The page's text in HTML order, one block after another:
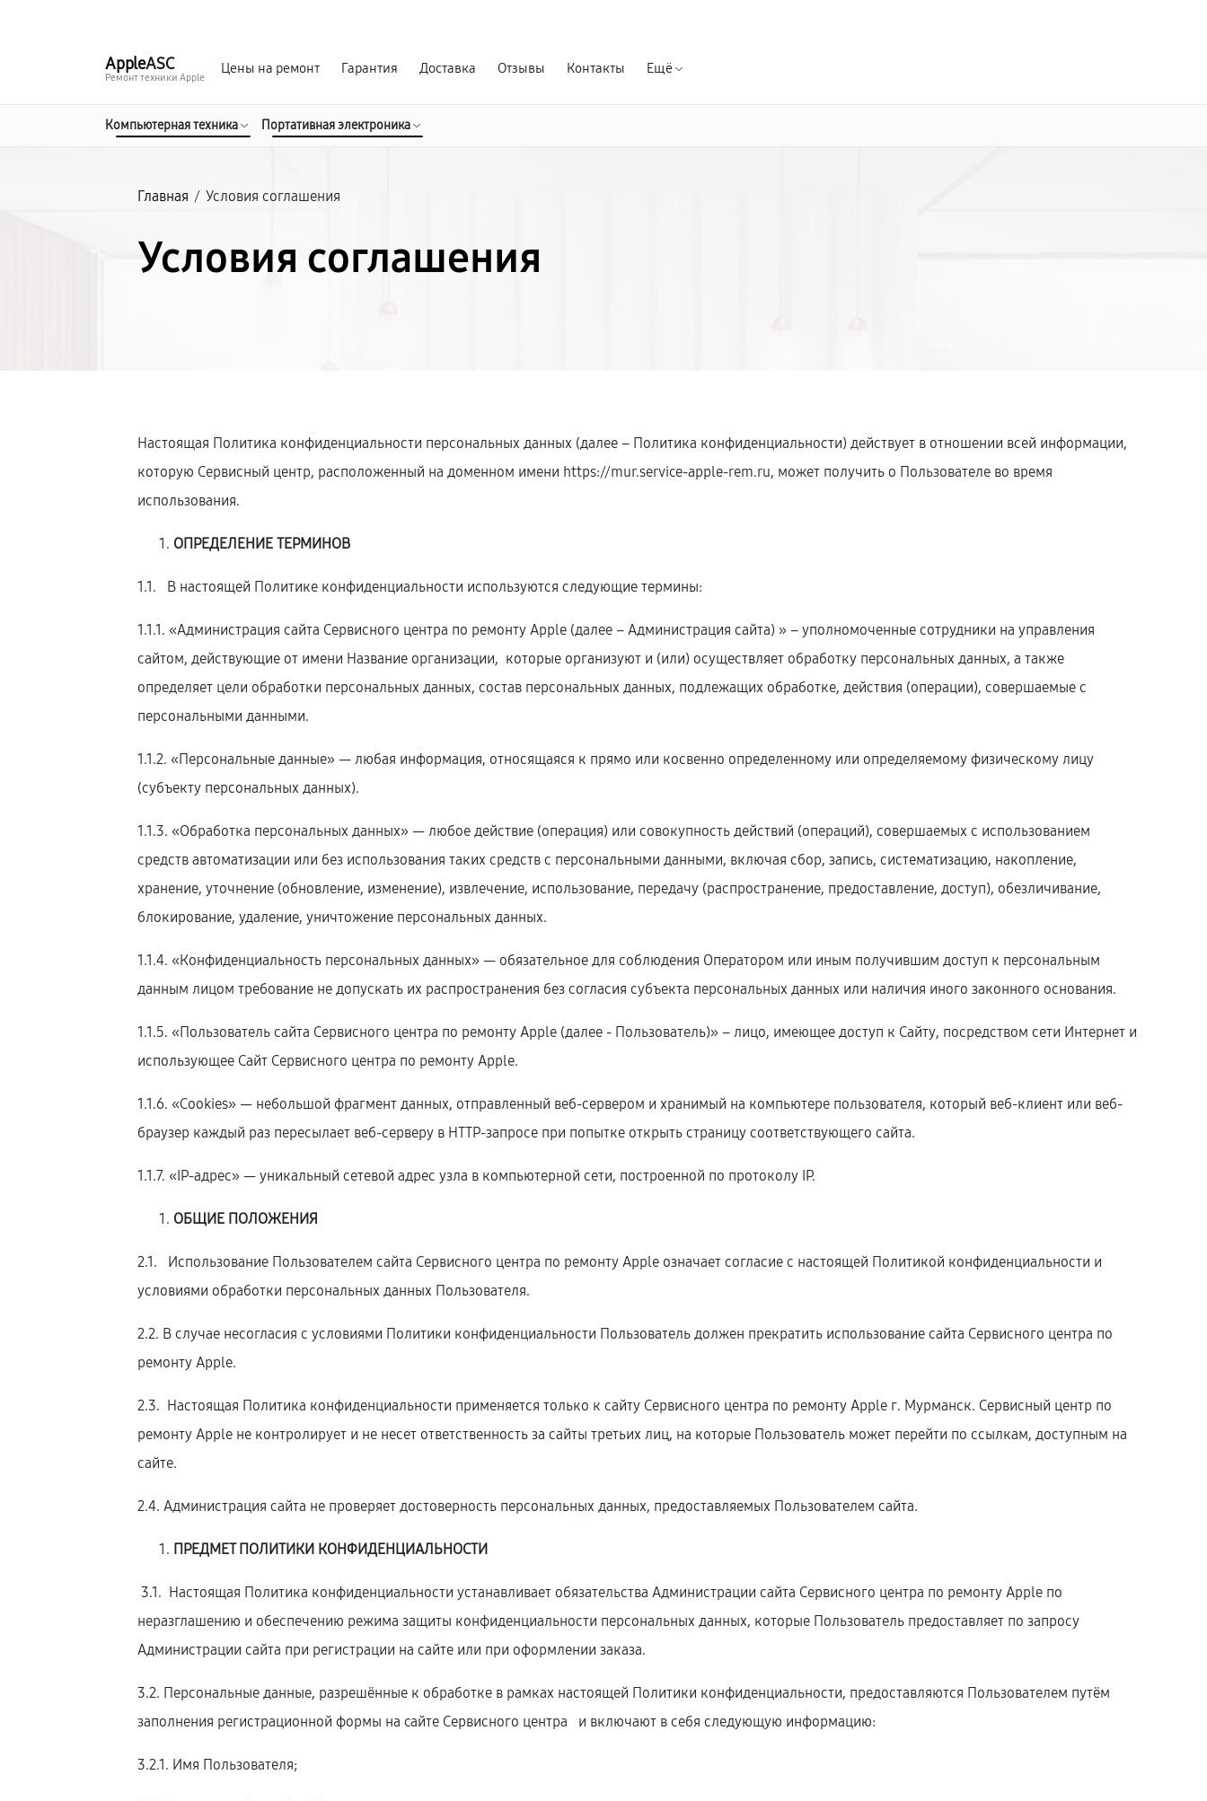
AppleASC
Ремонт техники Apple
Цены на ремонт Гарантия Доставка Отзывы Контакты Ещё
Компьютерная техника Портативная электроника
Главная / Условия соглашения
Условия соглашения
Настоящая Политика конфиденциальности персональных данных (далее – Политика конфиденциальности) действует в отношении всей информации,
которую Сервисный центр, расположенный на доменном имени https://mur.service-apple-rem.ru, может получить о Пользователе во время
использования.
ОПРЕДЕЛЕНИЕ ТЕРМИНОВ
1.1. В настоящей Политике конфиденциальности используются следующие термины:
1.1.1. «Администрация сайта Сервисного центра по ремонту Apple (далее – Администрация сайта) » – уполномоченные сотрудники на управления
сайтом, действующие от имени Название организации, которые организуют и (или) осуществляет обработку персональных данных, а также
определяет цели обработки персональных данных, состав персональных данных, подлежащих обработке, действия (операции), совершаемые с
персональными данными.
1.1.2. «Персональные данные» — любая информация, относящаяся к прямо или косвенно определенному или определяемому физическому лицу
(субъекту персональных данных).
1.1.3. «Обработка персональных данных» — любое действие (операция) или совокупность действий (операций), совершаемых с использованием
средств автоматизации или без использования таких средств с персональными данными, включая сбор, запись, систематизацию, накопление,
хранение, уточнение (обновление, изменение), извлечение, использование, передачу (распространение, предоставление, доступ), обезличивание,
блокирование, удаление, уничтожение персональных данных.
1.1.4. «Конфиденциальность персональных данных» — обязательное для соблюдения Оператором или иным получившим доступ к персональным
данным лицом требование не допускать их распространения без согласия субъекта персональных данных или наличия иного законного основания.
1.1.5. «Пользователь сайта Сервисного центра по ремонту Apple (далее ‑ Пользователь)» – лицо, имеющее доступ к Сайту, посредством сети Интернет и
использующее Сайт Сервисного центра по ремонту Apple.
1.1.6. «Cookies» — небольшой фрагмент данных, отправленный веб-сервером и хранимый на компьютере пользователя, который веб-клиент или веб-
браузер каждый раз пересылает веб-серверу в HTTP-запросе при попытке открыть страницу соответствующего сайта.
1.1.7. «IP-адрес» — уникальный сетевой адрес узла в компьютерной сети, построенной по протоколу IP.
ОБЩИЕ ПОЛОЖЕНИЯ
2.1. Использование Пользователем сайта Сервисного центра по ремонту Apple означает согласие с настоящей Политикой конфиденциальности и
условиями обработки персональных данных Пользователя.
2.2. В случае несогласия с условиями Политики конфиденциальности Пользователь должен прекратить использование сайта Сервисного центра по
ремонту Apple.
2.3. Настоящая Политика конфиденциальности применяется только к сайту Сервисного центра по ремонту Apple г. Мурманск. Сервисный центр по
ремонту Apple не контролирует и не несет ответственность за сайты третьих лиц, на которые Пользователь может перейти по ссылкам, доступным на
сайте.
2.4. Администрация сайта не проверяет достоверность персональных данных, предоставляемых Пользователем сайта.
ПРЕДМЕТ ПОЛИТИКИ КОНФИДЕНЦИАЛЬНОСТИ
3.1. Настоящая Политика конфиденциальности устанавливает обязательства Администрации сайта Сервисного центра по ремонту Apple по
неразглашению и обеспечению режима защиты конфиденциальности персональных данных, которые Пользователь предоставляет по запросу
Администрации сайта при регистрации на сайте или при оформлении заказа.
3.2. Персональные данные, разрешённые к обработке в рамках настоящей Политики конфиденциальности, предоставляются Пользователем путём
заполнения регистрационной формы на cайте Сервисного центра и включают в себя следующую информацию:
3.2.1. Имя Пользователя;